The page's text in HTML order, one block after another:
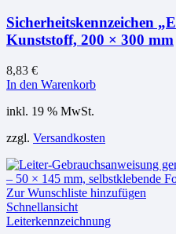
Sicherheitskennzeichen
Kunststoff, 200 × 300 mm
8,83 €
In den Warenkorb
inkl. 19 % MwSt.
zzgl. Versandkosten
Zur Wunschliste hinzufügen
Schnellansicht
Leiterkennzeichnung